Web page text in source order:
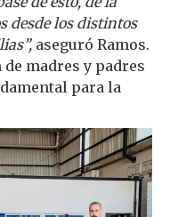
desde los distintos
aseguró Ramos.
madres y padres
para la